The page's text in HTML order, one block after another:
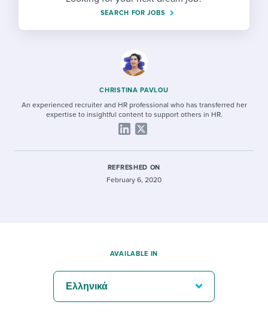
SEARCH FOR JOBS
CHRISTINA PAVLOU
An experienced recruiter and HR professional who has transferred her
expertise to insightful content to support others in HR.
REFRESHED ON
February 6, 2020
AVAILABLE IN
Ελληνικά